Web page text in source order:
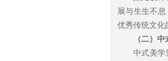
展与生生不
优秀传统文化
（二）
中式美